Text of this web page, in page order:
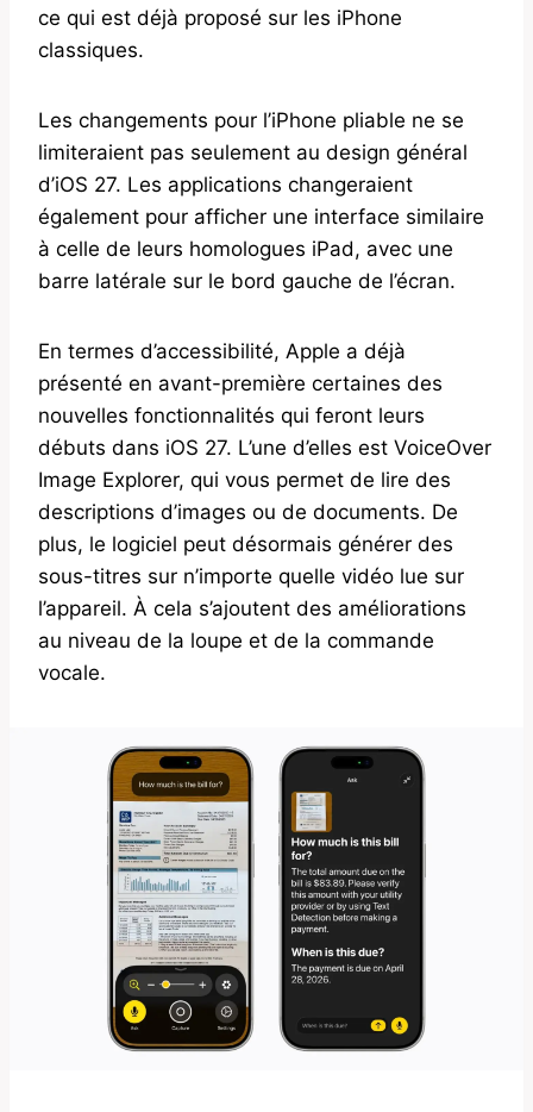
ce qui est déjà proposé sur les iPhone
classiques.
Les changements pour l’iPhone pliable ne se
limiteraient pas seulement au design général
d’iOS 27. Les applications changeraient
également pour afficher une interface similaire
à celle de leurs homologues iPad, avec une
barre latérale sur le bord gauche de l’écran.
En termes d’accessibilité, Apple a déjà
présenté en avant-première certaines des
nouvelles fonctionnalités qui feront leurs
débuts dans iOS 27. L’une d’elles est VoiceOver
Image Explorer, qui vous permet de lire des
descriptions d’images ou de documents. De
plus, le logiciel peut désormais générer des
sous-titres sur n’importe quelle vidéo lue sur
l’appareil. À cela s’ajoutent des améliorations
au niveau de la loupe et de la commande
vocale.